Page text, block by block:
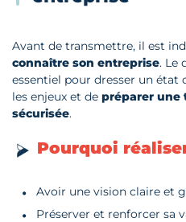
Avant de transmettre, il est
connaître son entreprise. Le
essentiel pour dresser un état
les enjeux et de préparer une
sécurisée.
Pourquoi
Avoir une vision claire et
Préserver et renforcer sa